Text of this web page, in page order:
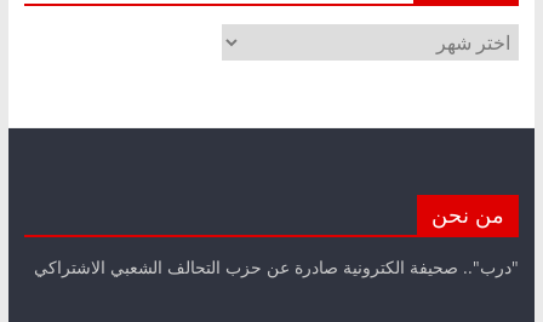
الأرشيف
من نحن
"درب".. صحيفة الكترونية صادرة عن حزب التحالف الشعبي الاشتراكي